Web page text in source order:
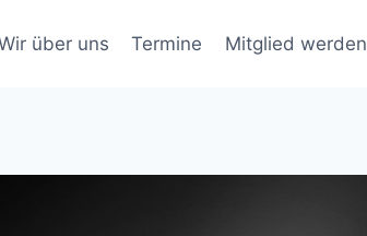
über uns Termine Mitglied werden